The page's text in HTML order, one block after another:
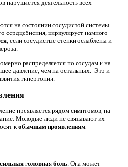
нарушается деятельность всех
на состоянии сосудистой системы.
сердцебиения, циркулирует намного
, если сосудистые стенки ослаблены и
распределяется по сосудам и на
давление, чем на остальных. Это и
гипертонии.
проявляется рядом симптомов, на
Молодые люди не связывают их
кобычным проявлениям
сильная головная боль. Она может